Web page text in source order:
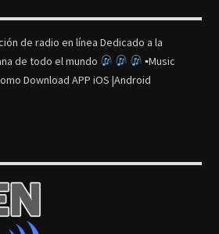
de radio en línea Dedicado a la
de todo el mundo
▪Music
Download APP iOS |Android